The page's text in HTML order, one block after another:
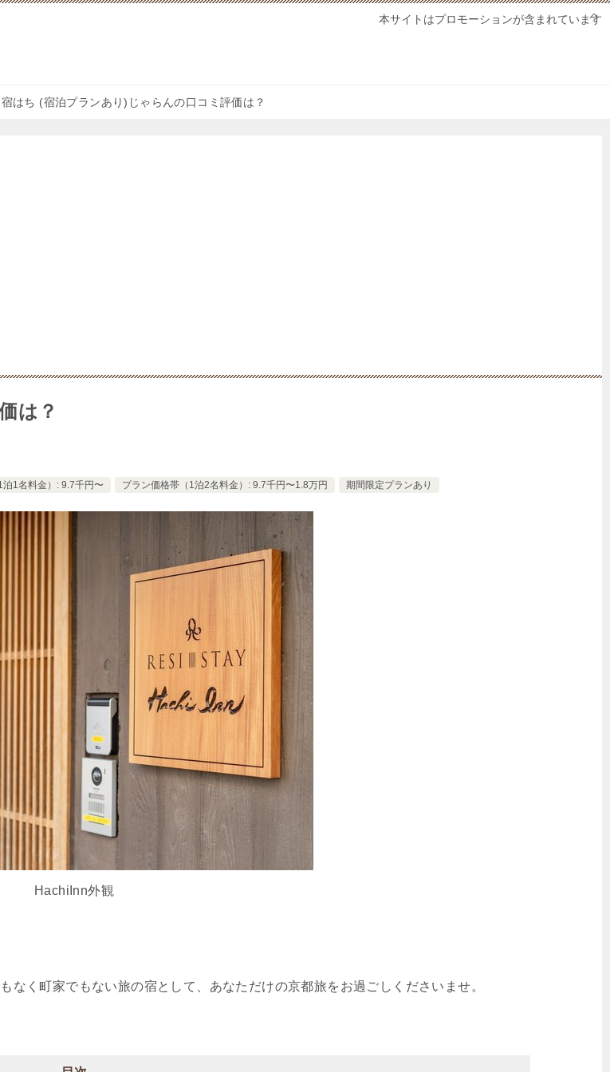
本サイトはプロモーションが含まれています
はち (宿泊プランあり)じゃらんの口コミ評価は？
は？
1名料金）: 9.7千円〜 プラン価格帯（1泊2名料金）: 9.7千円〜1.8万円 期間限定プランあり
HachiInn外観
く町家でもない旅の宿として、あなただけの京都旅をお過ごしくださいませ。